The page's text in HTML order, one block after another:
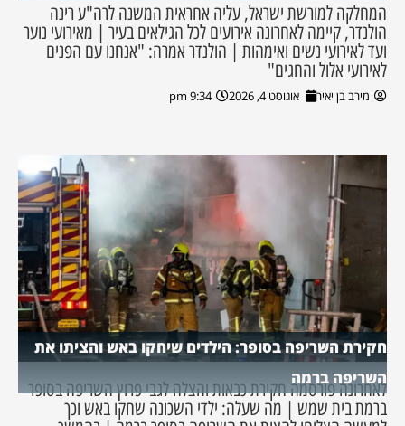
המחלקה למורשת ישראל, עליה אחראית המשנה לרה"ע רינה
הולנדר, קיימה לאחרונה אירועים לכל הגילאים בעיר | מאירועי נוער
ועד לאירועי נשים ואימהות | הולנדר אמרה: "אנחנו עם הפנים
לאירועי אלול והחגים"
מירב בן יאיר אוגוסט 4, 2026 9:34 pm
חקירת השריפה בסופר: הילדים שיחקו באש והציתו את
השריפה ברמה
לאחרונה פורסמה חקירת כבאות והצלה לגבי פרוץ השריפה בסופר
ברמת בית שמש | מה שעלה: ילדי השכונה שחקו באש וכך